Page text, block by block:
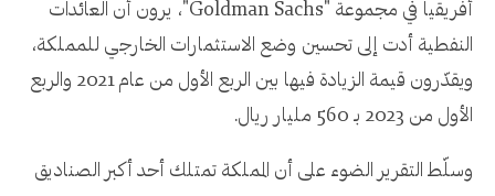
أفريقيا في مجموعة "Goldman Sachs"، يرون أن العائدات
النفطية أدت إلى تحسين وضع الاستثمارات الخارجي للمملكة،
ويقدّرون قيمة الزيادة فيها بين الربع الأول من عام 2021 والربع
الأول من 2023 بـ 560 مليار ريال.
وسلّط التقرير الضوء على أن المملكة تمتلك أحد أكبر الصناديق